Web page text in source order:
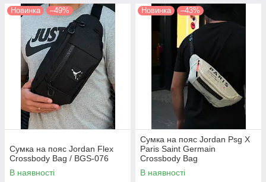
Новинка –49%
Сумка на пояс Jordan Flex
Crossbody Bag / BGS-076
В наявності
Новинка –43%
Сумка на пояс Jordan Psg X
Paris Saint Germain
Crossbody Bag
В наявності